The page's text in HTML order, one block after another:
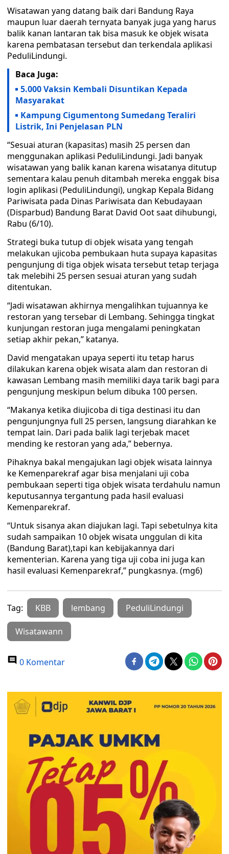
Wisatawan yang datang baik dari Bandung Raya
maupun luar daerah ternyata banyak juga yang harus
balik kanan lantaran tak bisa masuk ke objek wisata
karena pembatasan tersebut dan terkendala aplikasi
PeduliLindungi.
Baca Juga:
5.000 Vaksin Kembali Disuntikan Kepada
Masyarakat
Kampung Cigumentong Sumedang Teraliri
Listrik, Ini Penjelasan PLN
“Sesuai aturan (kapasitas) masih 25 persen dan
menggunakan aplikasi PeduliLindungi. Jadi banyak
wisatawan yang balik kanan karena wisatanya ditutup
sementara kalau penuh ditambah mereka enggak bisa
login aplikasi (PeduliLindungi), ungkap Kepala Bidang
Pariwisata pada Dinas Pariwisata dan Kebudayaan
(Disparbud) Bandung Barat David Oot saat dihubungi,
Rabu (6/10).
Strategi buka tutup di objek wisata yang tengah
melakukan ujicoba pembukaan huta supaya kapasitas
pengunjung di tiga objek wisata tersebut tetap terjaga
tak melebihi 25 persen sesuai aturan yang sudah
ditentukan.
“Jadi wisatawan akhirnya mengalihkan tujuannya ke
restoran yang tersebar di Lembang. Sehingga tingkat
kunjungan restoran juga mengalami peningkatan
setiap akhir pekan,” katanya.
David mengatakan upaya seperti itu tetap harus
dilakukan karena objek wisata alam dan restoran di
kawasan Lembang masih memiliki daya tarik bagi para
pengunjung meskipun belum dibuka 100 persen.
“Makanya ketika diujicoba di tiga destinasi itu dan
pengunjungnya full 25 persen, langsung diarahkan ke
tempat lain. Dari pada balik lagi terjebak macet
mending ke restoran yang ada,” bebernya.
Pihaknya bakal mengajukan lagi objek wisata lainnya
ke Kemenparekraf agar bisa menjalani uji coba
pembukaan seperti tiga objek wisata terdahulu namun
keputusannya tergantung pada hasil evaluasi
Kemenparekraf.
“Untuk sisanya akan diajukan lagi. Tapi sebetulnya kita
sudah sampaikan 10 objek wisata unggulan di kita
(Bandung Barat),tapi kan kebijakannya dari
kementerian. Karena yang tiga uji coba ini juga kan
hasil evaluasi Kemenparekraf,” pungkasnya. (mg6)
Tag: KBB lembang PeduliLindungi
Wisatawann
0 Komentar